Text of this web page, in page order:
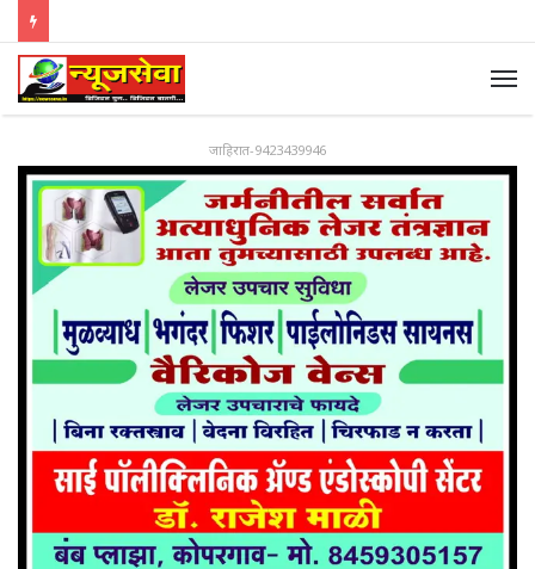
जाहिरात-9423439946